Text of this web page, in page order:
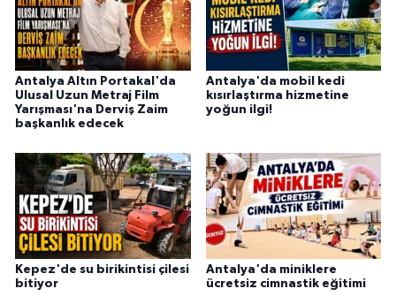
Antalya Altın Portakal'da
Ulusal Uzun Metraj Film
Yarışması'na Derviş Zaim
başkanlık edecek
Antalya'da mobil kedi
kısırlaştırma hizmetine
yoğun ilgi!
Kepez'de su birikintisi çilesi
bitiyor
Antalya'da miniklere
ücretsiz cimnastik eğitimi